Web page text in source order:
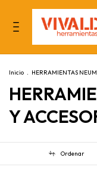
Inicio . HERRAMIENTAS
Y
Ordenar